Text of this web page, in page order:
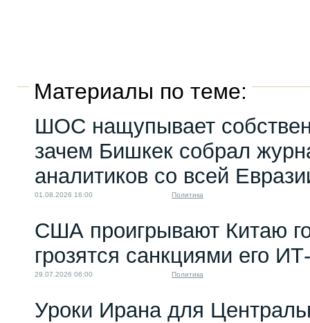
Материалы по теме:
ШОС нащупывает
зачем Бишкек собрал
аналитиков со всей
01.08.2026 16:00 Политика
США проигрывают Китаю
грозятся санкциями его
29.07.2026 06:00 Политика
Уроки Ирана для